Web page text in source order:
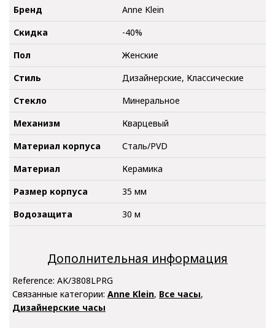
Бренд
Anne Klein
Скидка
-40%
Пол
Женские
Стиль
Дизайнерские, Классические
Стекло
Минеральное
Механизм
Кварцевый
Материал корпуса
Сталь/PVD
Материал
Керамика
Размер корпуса
35 мм
Водозащита
30 м
Дополнительная информация
Reference: AK/3808LPRG
Связанные категории: Anne Klein, Все часы,
Дизайнерские часы